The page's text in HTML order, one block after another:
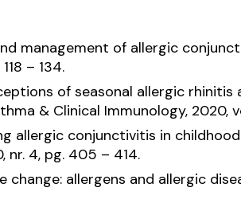
management of allergic
– 134.
of seasonal allergic
& Clinical Immunology, 2020,
allergic conjunctivitis in
nr. 4, pg. 405 – 414.
change: allergens and allergic